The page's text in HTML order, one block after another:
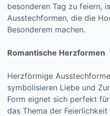
besonderen Tag zu feiern,
Ausstechformen, die die
Besonderem machen.
Romantische Herzformen
Herzförmige
symbolisieren Liebe und
Form eignet sich perfekt
das Thema der